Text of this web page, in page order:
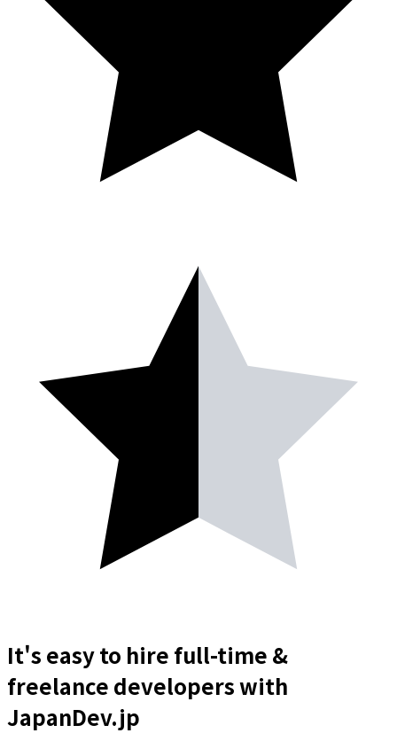
It's easy to hire full-time &
freelance developerswith
JapanDev.jp